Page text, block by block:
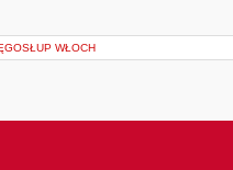
WŁOCH